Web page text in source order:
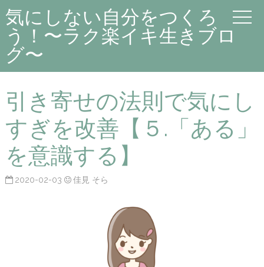
気にしない自分をつくろ
う！〜ラク楽イキ生きブロ
グ〜
引き寄せの法則で気にし
すぎを改善【５.「ある」
を意識する】
2020-02-03 佳見 そら